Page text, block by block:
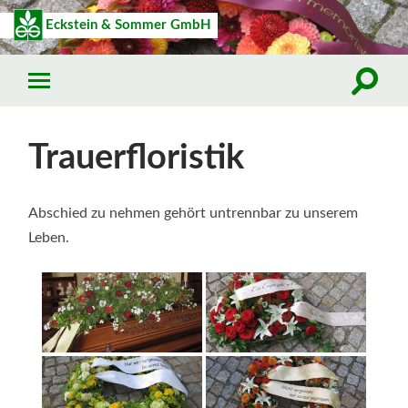
Eckstein & Sommer GmbH
Trauerfloristik
Abschied zu nehmen gehört untrennbar zu unserem
Leben.